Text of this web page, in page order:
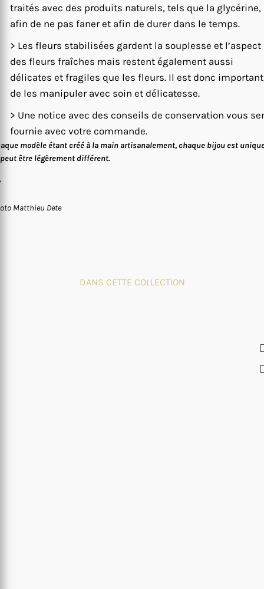
traités avec des produits naturels, tels que la glycérine,
afin de ne pas faner et afin de durer dans le temps.
> Les fleurs stabilisées gardent la souplesse et l’aspect
des fleurs fraîches mais restent également aussi
délicates et fragiles que les fleurs. Il est donc important
de les manipuler avec soin et délicatesse.
> Une notice avec des conseils de conservation vous
fournie avec votre commande.
modèle étant créé à la main artisanalement, chaque bijou est
être légèrement différent.
Matthieu Dete
DANS CETTE COLLECTION